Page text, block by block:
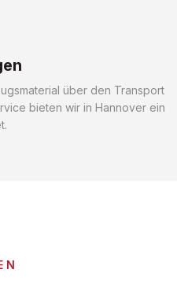
über den Transport
bieten wir in Hannover ein